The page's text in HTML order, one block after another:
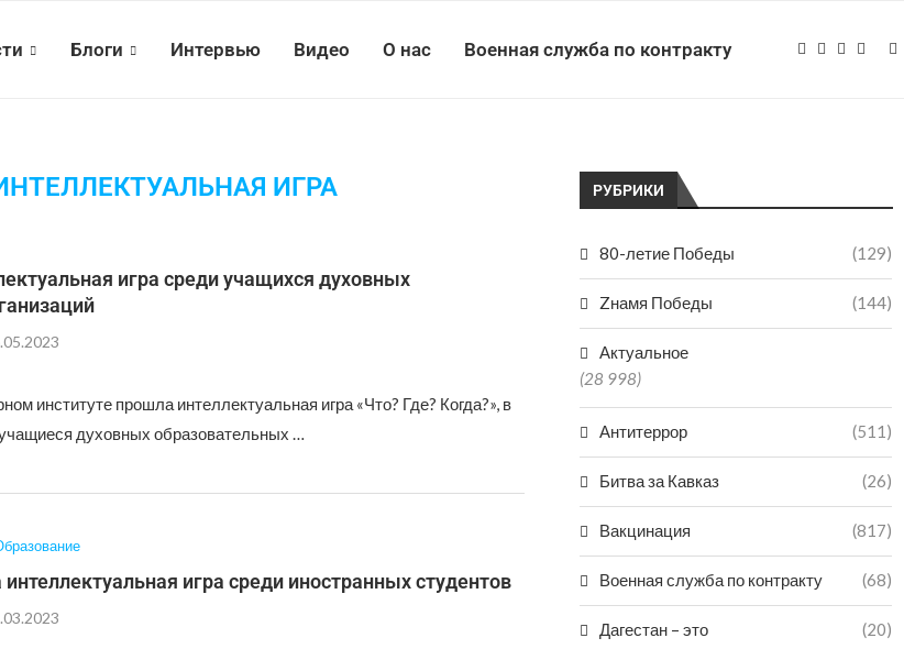
Блоги Интервью Видео О нас Военная служба по контракту
ИГРА
игра среди учащихся духовных
институте прошла интеллектуальная игра «Что? Где? Когда?», в
духовных образовательных …
игра среди иностранных студентов
РУБРИКИ
80-летие Победы (129)
Zнамя Победы (144)
Актуальное
(28 998)
Антитеррор (511)
Битва за Кавказ (26)
Вакцинация (817)
Военная служба по контракту (68)
Дагестан – это (20)